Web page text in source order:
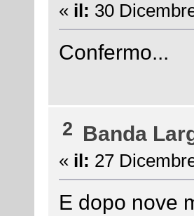
« il: 30
Confermo...
2 Banda
« il: 27
E dopo nove